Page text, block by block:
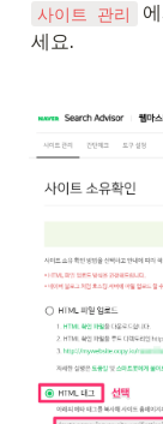
사이트 관리
세요.